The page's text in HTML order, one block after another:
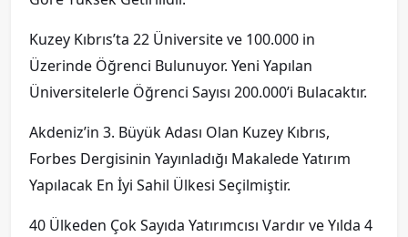
Kuzey Kıbrıs’ta 22 Üniversite ve 100.000 in
Üzerinde Öğrenci Bulunuyor. Yeni Yapılan
Üniversitelerle Öğrenci Sayısı 200.000’i Bulacaktır.
Akdeniz’in 3. Büyük Adası Olan Kuzey Kıbrıs,
Forbes Dergisinin Yayınladığı Makalede Yatırım
Yapılacak En İyi Sahil Ülkesi Seçilmiştir.
40 Ülkeden Çok Sayıda Yatırımcısı Vardır ve Yılda 4